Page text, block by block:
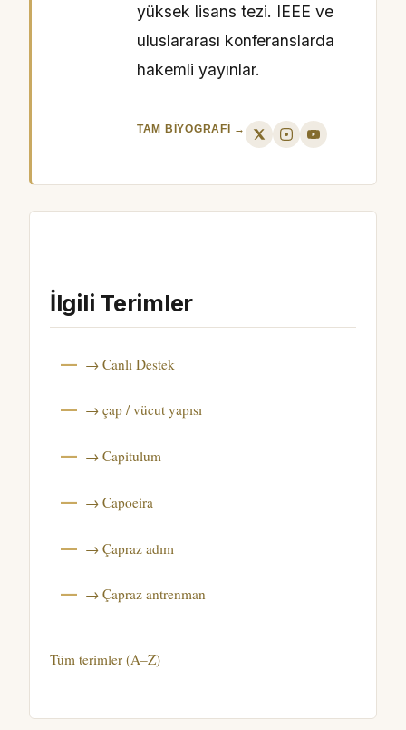
yüksek lisans tezi. IEEE ve
uluslararası konferanslarda
hakemli yayınlar.
TAM BIYOGRAFI →
İlgili Terimler
→ Canlı Destek
→ çap / vücut yapısı
→ Capitulum
→ Capoeira
→ Çapraz adım
→ Çapraz antrenman
Tüm terimler (A–Z)